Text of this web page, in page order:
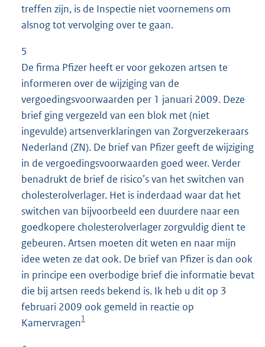
treffen zijn, is de Inspectie niet voornemens om
alsnog tot vervolging over te gaan.
5
De firma Pfizer heeft er voor gekozen artsen te
informeren over de wijziging van de
vergoedingsvoorwaarden per 1 januari 2009. Deze
brief ging vergezeld van een blok met (niet
ingevulde) artsenverklaringen van Zorgverzekeraars
Nederland (ZN). De brief van Pfizer geeft de wijziging
in de vergoedingsvoorwaarden goed weer. Verder
benadrukt de brief de risico’s van het switchen van
cholesterolverlager. Het is inderdaad waar dat het
switchen van bijvoorbeeld een duurdere naar een
goedkopere cholesterolverlager zorgvuldig dient te
gebeuren. Artsen moeten dit weten en naar mijn
idee weten ze dat ook. De brief van Pfizer is dan ook
in principe een overbodige brief die informatie bevat
die bij artsen reeds bekend is. Ik heb u dit op 3
februari 2009 ook gemeld in reactie op
Kamervragen1